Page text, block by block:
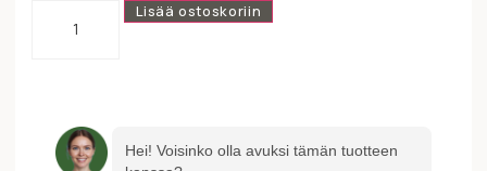
Lisää ostoskoriin